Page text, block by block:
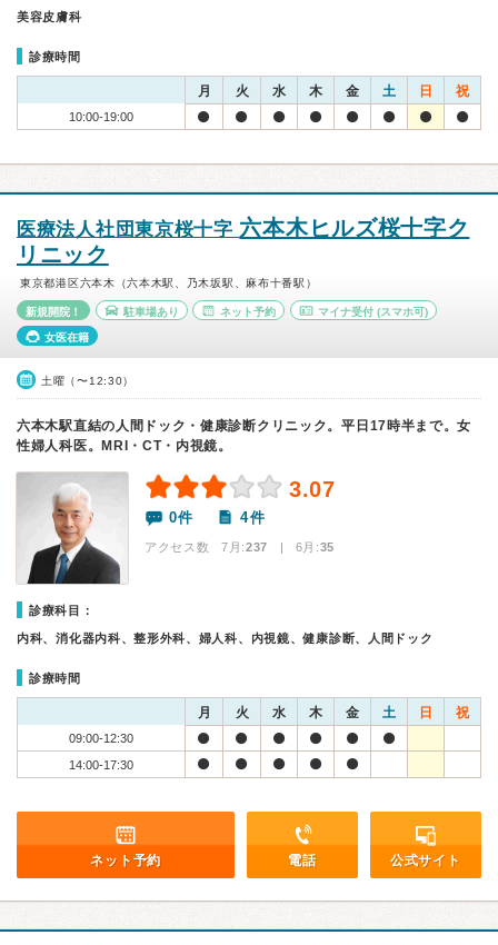
美容皮膚科
診療時間
月 火 水 木 金 土 日 祝
10:00-19:00
医療法人社団東京桜十字 六本木ヒルズ桜十字ク
リニック
東京都港区六本木（六本木駅、乃木坂駅、麻布十番駅）
新規開院！ 駐車場あり ネット予約 マイナ受付 (スマホ可)
女医在籍
土曜（〜12:30）
六本木駅直結の人間ドック・健康診断クリニック。平日17時半まで。女
性婦人科医。MRI・CT・内視鏡。
3.07
0件 4件
アクセス数 7月:237 | 6月:35
診療科目：
内科、消化器内科、整形外科、婦人科、内視鏡、健康診断、人間ドック
診療時間
月 火 水 木 金 土 日 祝
09:00-12:30
14:00-17:30
ネット予約 電話 公式サイト